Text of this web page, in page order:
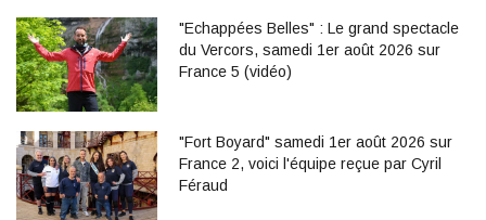
"Echappées Belles" : Le grand spectacle
du Vercors, samedi 1er août 2026 sur
France 5 (vidéo)
"Fort Boyard" samedi 1er août 2026 sur
France 2, voici l'équipe reçue par Cyril
Féraud